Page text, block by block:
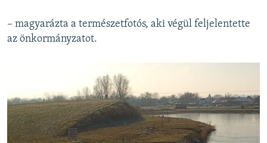
– magyarázta a természetfotós, aki végül feljelentette
az önkormányzatot.